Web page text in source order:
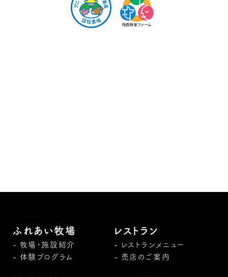
ふれあい牧場
牧場・施設紹介
体験プログラム
レストラン
レストランメニュー
売店のご案内